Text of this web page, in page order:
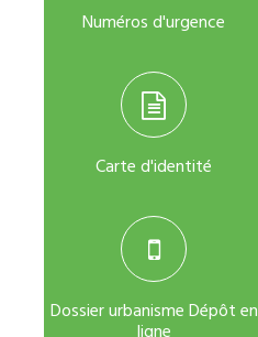
Numéros d'urgence
Carte d'identité
Dossier urbanisme Dépôt en
ligne